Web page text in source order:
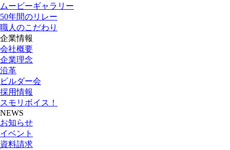
ムービーギャラリー
50年間のリレー
職人のこだわり
企業情報
会社概要
企業理念
沿革
ビルダー会
採用情報
スモリボイス！
NEWS
お知らせ
イベント
資料請求